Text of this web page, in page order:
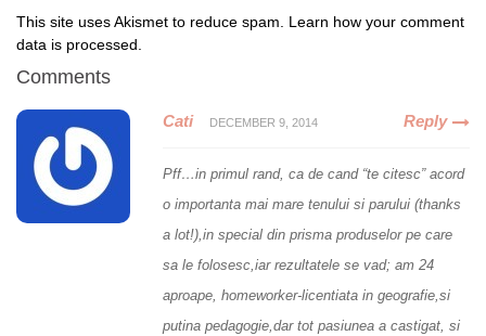
This site uses Akismet to reduce spam. Learn how your comment
data is processed.
Comments
Cati DECEMBER 9, 2014 Reply
Pff…in primul rand, ca de cand “te citesc” acord
o importanta mai mare tenului si parului (thanks
a lot!),in special din prisma produselor pe care
sa le folosesc,iar rezultatele se vad; am 24
aproape, homeworker-licentiata in geografie,si
putina pedagogie,dar tot pasiunea a castigat, si